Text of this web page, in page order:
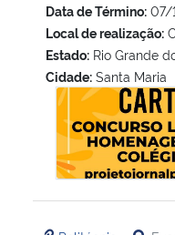
Data de Término: 07/
Local de realização:
Estado: Rio Grande
Cidade: Santa Maria
Concurso Literário